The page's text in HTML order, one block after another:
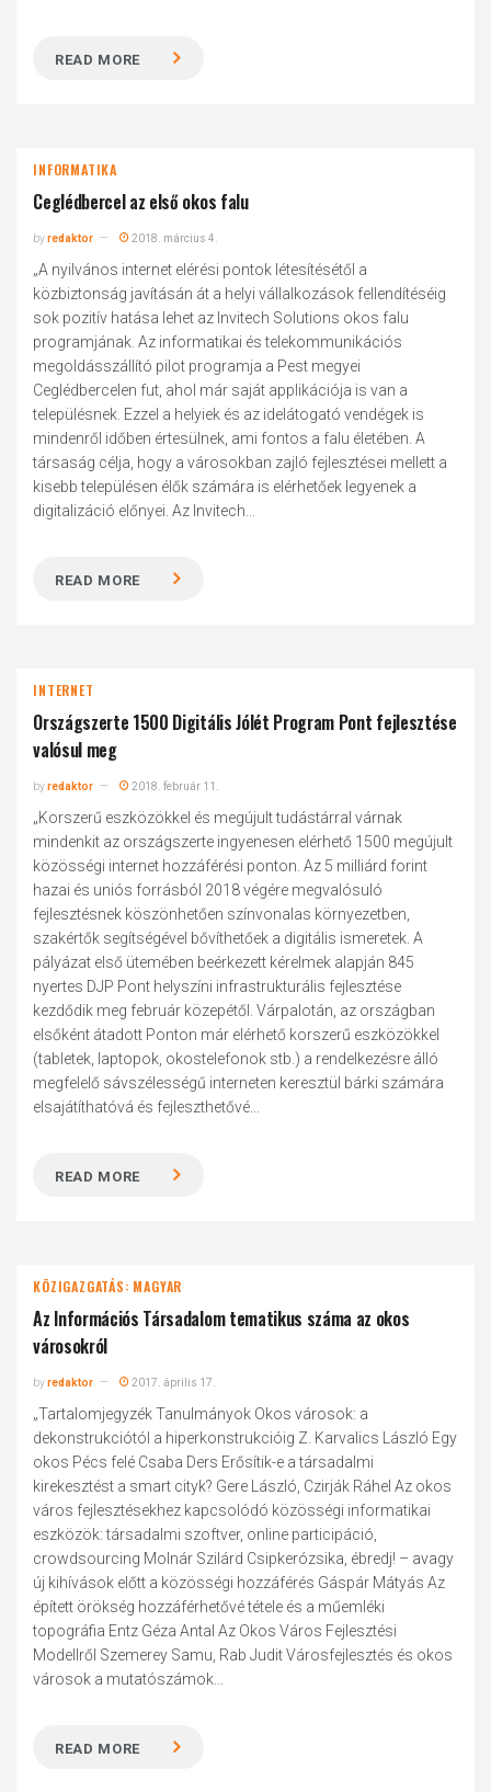
READ MORE
INFORMATIKA
Ceglédbercel az első okos falu
byredaktor 2018. március 4.
„A nyilvános internet elérési pontok létesítésétől a
közbiztonság javításán át a helyi vállalkozások fellendítéséig
sok pozitív hatása lehet az Invitech Solutions okos falu
programjának. Az informatikai és telekommunikációs
megoldásszállító pilot programja a Pest megyei
Ceglédbercelen fut, ahol már saját applikációja is van a
településnek. Ezzel a helyiek és az idelátogató vendégek is
mindenről időben értesülnek, ami fontos a falu életében. A
társaság célja, hogy a városokban zajló fejlesztései mellett a
kisebb településen élők számára is elérhetőek legyenek a
digitalizáció előnyei. Az Invitech...
READ MORE
INTERNET
Országszerte 1500 Digitális Jólét Program Pont fejlesztése
valósul meg
byredaktor 2018. február 11.
„Korszerű eszközökkel és megújult tudástárral várnak
mindenkit az országszerte ingyenesen elérhető 1500 megújult
közösségi internet hozzáférési ponton. Az 5 milliárd forint
hazai és uniós forrásból 2018 végére megvalósuló
fejlesztésnek köszönhetően színvonalas környezetben,
szakértők segítségével bővíthetőek a digitális ismeretek. A
pályázat első ütemében beérkezett kérelmek alapján 845
nyertes DJP Pont helyszíni infrastrukturális fejlesztése
kezdődik meg február közepétől. Várpalotán, az országban
elsőként átadott Ponton már elérhető korszerű eszközökkel
(tabletek, laptopok, okostelefonok stb.) a rendelkezésre álló
megfelelő sávszélességű interneten keresztül bárki számára
elsajátíthatóvá és fejleszthetővé...
READ MORE
KÖZIGAZGATÁS: MAGYAR
Az Információs Társadalom tematikus száma az okos
városokról
byredaktor 2017. április 17.
„Tartalomjegyzék Tanulmányok Okos városok: a
dekonstrukciótól a hiperkonstrukcióig Z. Karvalics László Egy
okos Pécs felé Csaba Ders Erősítik-e a társadalmi
kirekesztést a smart cityk? Gere László, Czirják Ráhel Az okos
város fejlesztésekhez kapcsolódó közösségi informatikai
eszközök: társadalmi szoftver, online participáció,
crowdsourcing Molnár Szilárd Csipkerózsika, ébredj! – avagy
új kihívások előtt a közösségi hozzáférés Gáspár Mátyás Az
épített örökség hozzáférhetővé tétele és a műemléki
topográfia Entz Géza Antal Az Okos Város Fejlesztési
Modellről Szemerey Samu, Rab Judit Városfejlesztés és okos
városok a mutatószámok...
READ MORE